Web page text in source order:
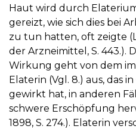
Haut wird durch
gereizt, wie sich dies bei
zu tun hatten, oft zeigte
der Arzneimittel, S. 443.).
Wirkung geht von dem
Elaterin (Vgl. 8.) aus, das
gewirkt hat, in anderen
schwere Erschöpfung
1898, S. 274.). Elaterin